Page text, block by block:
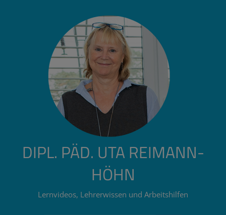
DIPL. PÄD. UTA REIMANN-
HÖHN
Lernvideos, Lehrerwissen und Arbeitshilfen